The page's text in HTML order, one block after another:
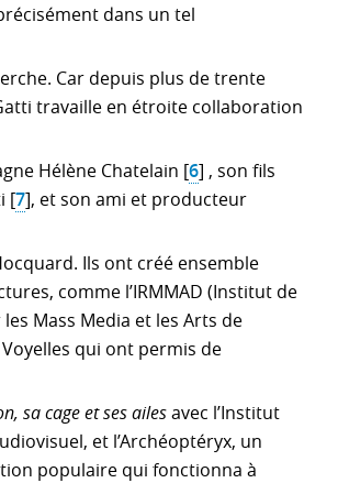
dans un tel
Car depuis plus de trente
travaille en étroite collaboration
Hélène Chatelain [6] , son fils
[7], et son ami et producteur
Ils ont créé ensemble
comme l’IRMMAD (Institut de
Mass Media et les Arts de
qui ont permis de
sa cage et ses ailesavec l’Institut
et l’Archéoptéryx, un
populaire qui fonctionna à